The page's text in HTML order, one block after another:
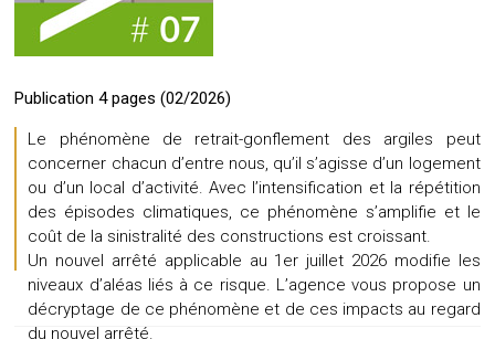
Publication 4 pages (02/2026)
Le phénomène de retrait-gonflement des argiles peut
concerner chacun d’entre nous, qu’il s’agisse d’un logement
ou d’un local d’activité. Avec l’intensification et la répétition
des épisodes climatiques, ce phénomène s’amplifie et le
coût de la sinistralité des constructions est croissant.
Un nouvel arrêté applicable au 1er juillet 2026 modifie les
niveaux d’aléas liés à ce risque. L’agence vous propose un
décryptage de ce phénomène et de ces impacts au regard
du nouvel arrêté.